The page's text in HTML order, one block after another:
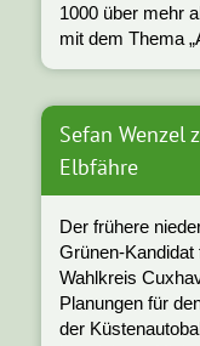
1000 über mehr
mit dem Thema
Sefan Wenzel
Elbfähre
Der frühere
Grünen-
Wahlkreis
Planungen für
der